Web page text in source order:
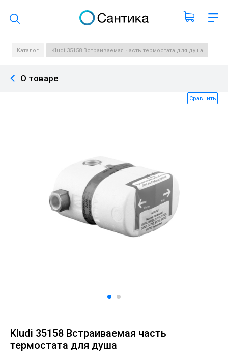
Поиск по каталогу
Каталог Kludi 35158 Встраиваемая часть термостата для душа
О товаре
Сравнить
Kludi 35158 Встраиваемая часть
термостата для душа